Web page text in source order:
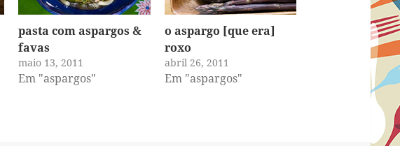
pasta com aspargos &
favas
maio 13, 2011
Em "aspargos"
o aspargo [que era]
roxo
abril 26, 2011
Em "aspargos"